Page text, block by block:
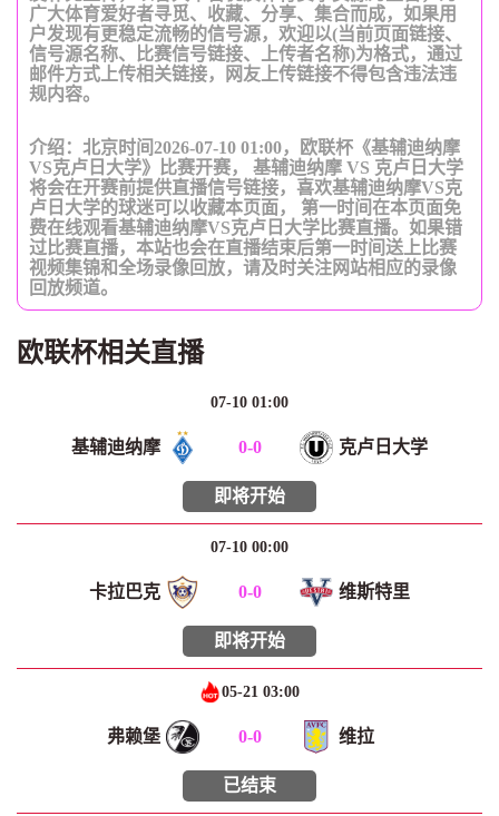
广大体育爱好者寻觅、收藏、分享、集合而成，如果用
户发现有更稳定流畅的信号源，欢迎以(当前页面链接、
信号源名称、比赛信号链接、上传者名称)为格式，通过
邮件方式上传相关链接，网友上传链接不得包含违法违
规内容。
介绍：北京时间2026-07-10 01:00，欧联杯《基辅迪纳摩
VS克卢日大学》比赛开赛， 基辅迪纳摩 VS 克卢日大学
将会在开赛前提供直播信号链接，喜欢基辅迪纳摩VS克
卢日大学的球迷可以收藏本页面， 第一时间在本页面免
费在线观看基辅迪纳摩VS克卢日大学比赛直播。如果错
过比赛直播，本站也会在直播结束后第一时间送上比赛
视频集锦和全场录像回放，请及时关注网站相应的录像
回放频道。
欧联杯相关直播
07-10 01:00
基辅迪纳摩 0-0 克卢日大学
即将开始
07-10 00:00
卡拉巴克 0-0 维斯特里
即将开始
05-21 03:00
弗赖堡 0-0 维拉
已结束